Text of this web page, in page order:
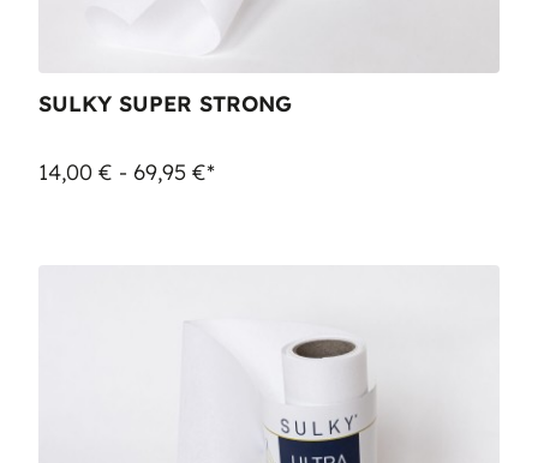
SULKY SUPER STRONG
14,00 € - 69,95 €*